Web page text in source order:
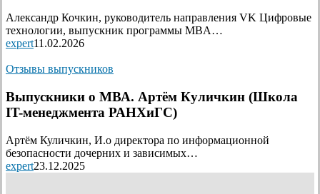
Александр Кочкин, руководитель направления VK Цифровые
технологии, выпускник программы MBA…
expert11.02.2026
Отзывы выпускников
Выпускники о МВА. Артём Куличкин (Школа
IT-менеджмента РАНХиГС)
Артём Куличкин, И.о директора по информационной
безопасности дочерних и зависимых…
expert23.12.2025